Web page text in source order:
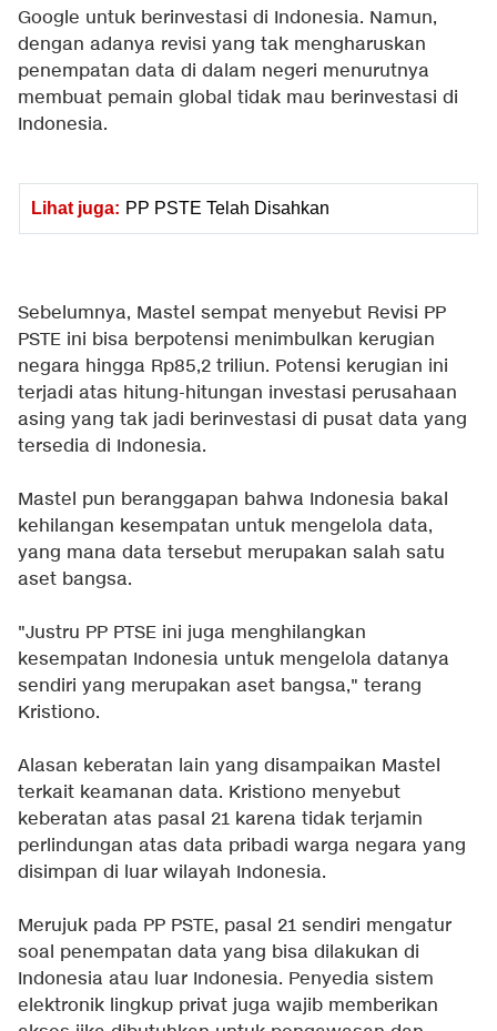
Google untuk berinvestasi di Indonesia. Namun,
dengan adanya revisi yang tak mengharuskan
penempatan data di dalam negeri menurutnya
membuat pemain global tidak mau berinvestasi di
Indonesia.
Lihat juga: PP PSTE Telah Disahkan
Sebelumnya, Mastel sempat menyebut Revisi PP
PSTE ini bisa berpotensi menimbulkan kerugian
negara hingga Rp85,2 triliun. Potensi kerugian ini
terjadi atas hitung-hitungan investasi perusahaan
asing yang tak jadi berinvestasi di pusat data yang
tersedia di Indonesia.
Mastel pun beranggapan bahwa Indonesia bakal
kehilangan kesempatan untuk mengelola data,
yang mana data tersebut merupakan salah satu
aset bangsa.
"Justru PP PTSE ini juga menghilangkan
kesempatan Indonesia untuk mengelola datanya
sendiri yang merupakan aset bangsa," terang
Kristiono.
Alasan keberatan lain yang disampaikan Mastel
terkait keamanan data. Kristiono menyebut
keberatan atas pasal 21 karena tidak terjamin
perlindungan atas data pribadi warga negara yang
disimpan di luar wilayah Indonesia.
Merujuk pada PP PSTE, pasal 21 sendiri mengatur
soal penempatan data yang bisa dilakukan di
Indonesia atau luar Indonesia. Penyedia sistem
elektronik lingkup privat juga wajib memberikan